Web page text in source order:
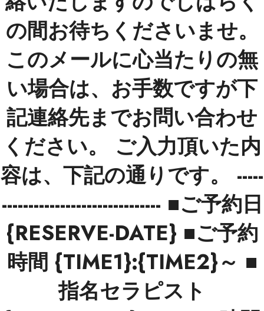
の間お待ちくださいませ。
このメールに心当たりの無
い場合は、お手数ですが下
記連絡先までお問い合わせ
ください。 ご入力頂いた内
容は、下記の通りです。 -----
------------------------------ ■ご予約日
{RESERVE-DATE} ■ご予約
時間 {TIME1}:{TIME2}～ ■
指名セラピスト